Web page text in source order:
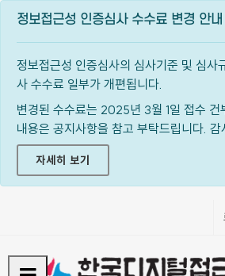
정보접근성 인증심사 수수료 변경 안내
정보접근성 인증심사의 심사기준 및 심사
사 수수료 일부가 개편됩니다.
변경된 수수료는 2025년 3월 1일 접수 건
내용은 공지사항을 참고 부탁드립니다. 감
자세히 보기